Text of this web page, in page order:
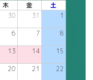
木 金 土
30 31 1
6 7 8
13 14 15
20 21 22